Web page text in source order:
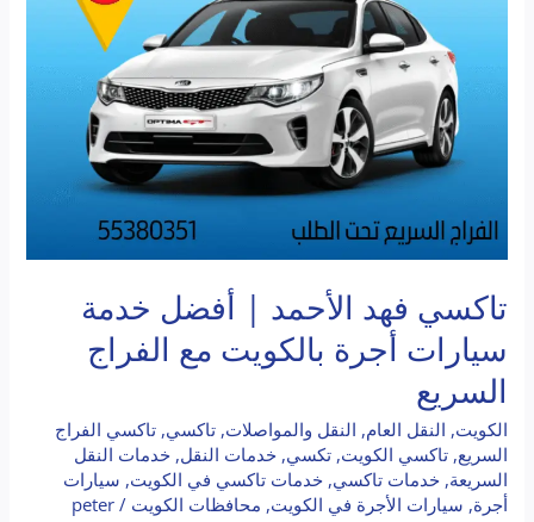
تاكسي فهد الأحمد | أفضل خدمة
سيارات أجرة بالكويت مع الفراج
السريع
الكويت, النقل العام, النقل والمواصلات,تاكسي,تاكسي الفراج
السريع,تاكسي الكويت,تكسي,خدمات النقل,خدمات النقل
السريعة,خدمات تاكسي,خدمات تاكسي في الكويت, سيارات
أجرة, سيارات الأجرة في الكويت, محافظات الكويت /
peter
سيارات
أجرة
بالكويت
السريع